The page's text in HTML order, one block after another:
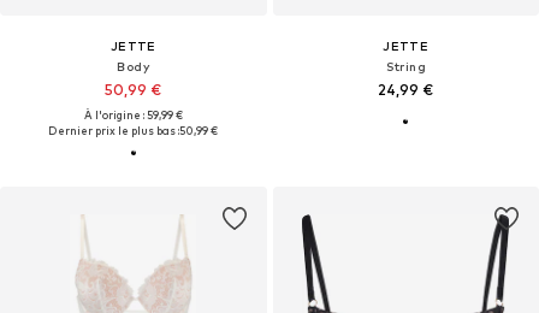
JETTE
Body
50,99 €
À l'origine : 59,99 €
Dernier prix le plus bas :50,99 €
JETTE
String
24,99 €